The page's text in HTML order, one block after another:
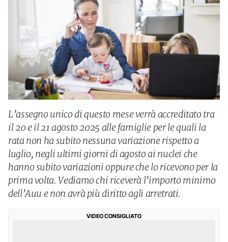
L’assegno unico di questo mese verrà accreditato tra
il 20 e il 21 agosto 2025 alle famiglie per le quali la
rata non ha subito nessuna variazione rispetto a
luglio, negli ultimi giorni di agosto ai nuclei che
hanno subito variazioni oppure che lo ricevono per la
prima volta. Vediamo chi riceverà l’importo minimo
dell’Auu e non avrà più diritto agli arretrati.
VIDEO CONSIGLIATO